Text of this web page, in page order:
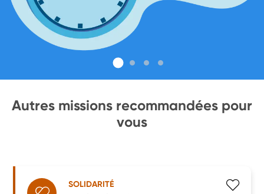
Autres missions recommandées pour
vous
SOLIDARITÉ